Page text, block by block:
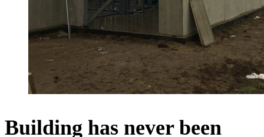
Building has never been